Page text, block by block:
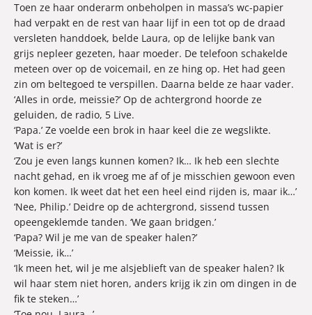
Toen ze haar onderarm onbeholpen in massa’s wc-papier
had verpakt en de rest van haar lijf in een tot op de draad
versleten handdoek, belde Laura, op de lelijke bank van
grijs nepleer gezeten, haar moeder. De telefoon schakelde
meteen over op de voicemail, en ze hing op. Het had geen
zin om beltegoed te verspillen. Daarna belde ze haar vader.
‘Alles in orde, meissie?’ Op de achtergrond hoorde ze
geluiden, de radio, 5 Live.
‘Papa.’ Ze voelde een brok in haar keel die ze wegslikte.
‘Wat is er?’
‘Zou je even langs kunnen komen? Ik… Ik heb een slechte
nacht gehad, en ik vroeg me af of je misschien gewoon even
kon komen. Ik weet dat het een heel eind rijden is, maar ik…’
‘Nee, Philip.’ Deidre op de achtergrond, sissend tussen
opeengeklemde tanden. ‘We gaan bridgen.’
‘Papa? Wil je me van de speaker halen?’
‘Meissie, ik…’
‘Ik meen het, wil je me alsjeblieft van de speaker halen? Ik
wil haar stem niet horen, anders krijg ik zin om dingen in de
fik te steken…’